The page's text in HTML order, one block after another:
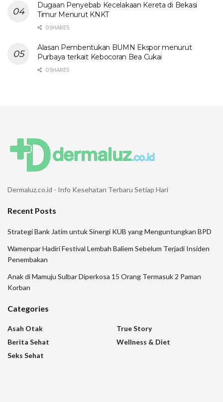
Dugaan Penyebab Kecelakaan Kereta di Bekasi
Timur Menurut KNKT
0 SHARES
Alasan Pembentukan BUMN Ekspor menurut
Purbaya terkait Kebocoran Bea Cukai
0 SHARES
Dermaluz.co.id - Info Kesehatan Terbaru Setiap Hari
Recent Posts
Strategi Bank Jatim untuk Sinergi KUB yang Menguntungkan BPD
Wamenpar Hadiri Festival Lembah Baliem Sebelum Terjadi Insiden
Penembakan
Anak di Mamuju Sulbar Diperkosa 15 Orang Termasuk 2 Paman
Korban
Categories
Asah Otak
Berita Sehat
Seks Sehat
True Story
Wellness & Diet